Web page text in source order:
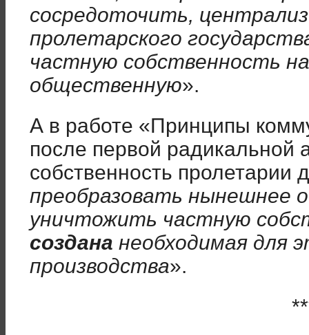
сосредоточить,
пролетарского
частную собственность
общественную».
А в работе «Принципы
после первой радикальной
собственность
преобразовать нынешнее
уничтожить частную
создана необходимая для
производства».